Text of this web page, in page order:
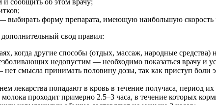
сообщить об этом врачу;
выбирать форму препарата, имеющую наибольшую
свод правил:
когда другие способы (отдых, массаж, народные средства)
недопустим — необходимо показаться врачу и
смысла принимать половину дозы, так как приступ боли
лекарства попадают в кровь в течение получаса, период
проходит примерно 2.5–3 часа, в течение которых